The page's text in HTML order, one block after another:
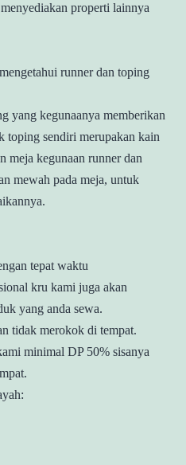
properti lainnya
runner dan toping
yang kegunaanya memberikan
toping sendiri merupakan kain
meja kegunaan runner dan
mewah pada meja, untuk
tepat waktu
kru kami juga akan
yang anda sewa.
tidak merokok di tempat.
minimal DP 50% sisanya